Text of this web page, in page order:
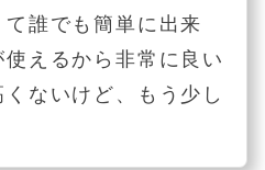
誰でも簡単に出来
えるから非常に良い
ないけど、もう少し